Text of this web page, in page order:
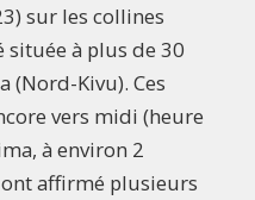
sur les collines
à plus de 30
(Nord-Kivu). Ces
vers midi (heure
à environ 2
ont affirmé plusieurs